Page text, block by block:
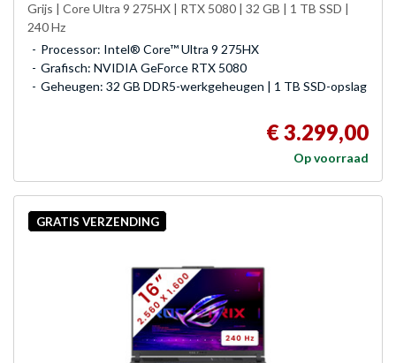
Grijs | Core Ultra 9 275HX | RTX 5080 | 32 GB | 1 TB SSD |
240 Hz
Processor: Intel® Core™ Ultra 9 275HX
Grafisch: NVIDIA GeForce RTX 5080
Geheugen: 32 GB DDR5-werkgeheugen | 1 TB SSD-opslag
€ 3.299,00
Op voorraad
GRATIS VERZENDING